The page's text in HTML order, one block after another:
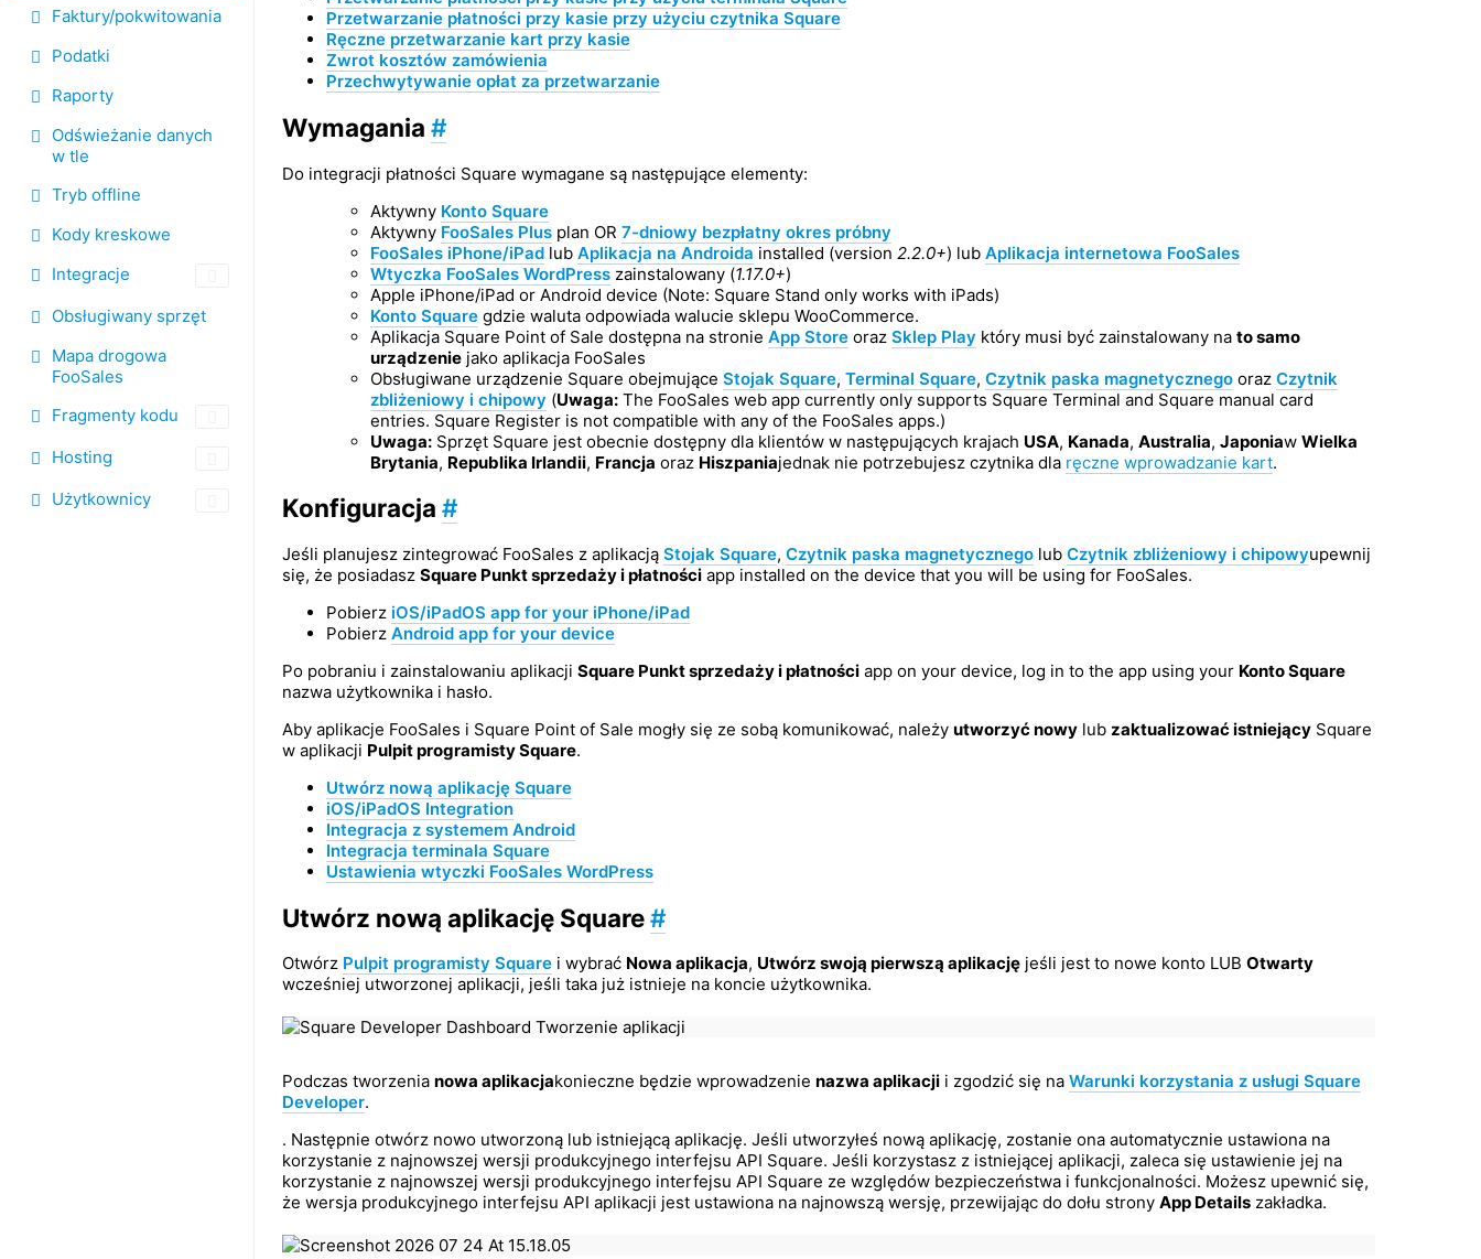
Faktury/pokwitowania
Podatki
Raporty
Odświeżanie danych
w tle
Tryb offline
Kody kreskowe
Integracje
Obsługiwany sprzęt
Mapa drogowa
FooSales
Fragmenty kodu
Hosting
Użytkownicy
Przetwarzanie płatności przy kasie przy użyciu czytnika Square
Ręczne przetwarzanie kart przy kasie
Zwrot kosztów zamówienia
Przechwytywanie opłat za przetwarzanie
Wymagania #
Do integracji płatności Square wymagane są następujące elementy:
Aktywny Konto Square
Aktywny FooSales Plus plan OR 7-dniowy bezpłatny okres próbny
FooSales iPhone/iPad lub Aplikacja na Androida installed (version 2.2.0+) lub Aplikacja internetowa FooSales
Wtyczka FooSales WordPress zainstalowany (1.17.0+)
Apple iPhone/iPad or Android device (Note: Square Stand only works with iPads)
Konto Square gdzie waluta odpowiada walucie sklepu WooCommerce.
Aplikacja Square Point of Sale dostępna na stronie App Store oraz Sklep Play który musi być zainstalowany na to samo
urządzenie jako aplikacja FooSales
Obsługiwane urządzenie Square obejmujące Stojak Square, Terminal Square, Czytnik paska magnetycznego oraz Czytnik
zbliżeniowy i chipowy (Uwaga: The FooSales web app currently only supports Square Terminal and Square manual card
entries. Square Register is not compatible with any of the FooSales apps.)
Uwaga: Sprzęt Square jest obecnie dostępny dla klientów w następujących krajach USA, Kanada, Australia, Japoniaw Wielka
Brytania, Republika Irlandii, Francja oraz Hiszpaniajednak nie potrzebujesz czytnika dla ręczne wprowadzanie kart.
Konfiguracja #
Jeśli planujesz zintegrować FooSales z aplikacją Stojak Square, Czytnik paska magnetycznego lub Czytnik zbliżeniowy i chipowyupewnij
się, że posiadasz Square Punkt sprzedaży i płatności app installed on the device that you will be using for FooSales.
Pobierz iOS/iPadOS app for your iPhone/iPad
Pobierz Android app for your device
Po pobraniu i zainstalowaniu aplikacji Square Punkt sprzedaży i płatności app on your device, log in to the app using your Konto Square
nazwa użytkownika i hasło.
Aby aplikacje FooSales i Square Point of Sale mogły się ze sobą komunikować, należy utworzyć nowy lub zaktualizować istniejący Square
w aplikacji Pulpit programisty Square.
Utwórz nową aplikację Square
iOS/iPadOS Integration
Integracja z systemem Android
Integracja terminala Square
Ustawienia wtyczki FooSales WordPress
Utwórz nową aplikację Square#
Otwórz Pulpit programisty Square i wybrać Nowa aplikacja, Utwórz swoją pierwszą aplikację jeśli jest to nowe konto LUB Otwarty
wcześniej utworzonej aplikacji, jeśli taka już istnieje na koncie użytkownika.
Podczas tworzenia nowa aplikacjakonieczne będzie wprowadzenie nazwa aplikacji i zgodzić się na Warunki korzystania z usługi Square
Developer.
. Następnie otwórz nowo utworzoną lub istniejącą aplikację. Jeśli utworzyłeś nową aplikację, zostanie ona automatycznie ustawiona na
korzystanie z najnowszej wersji produkcyjnego interfejsu API Square. Jeśli korzystasz z istniejącej aplikacji, zaleca się ustawienie jej na
korzystanie z najnowszej wersji produkcyjnego interfejsu API Square ze względów bezpieczeństwa i funkcjonalności. Możesz upewnić się,
że wersja produkcyjnego interfejsu API aplikacji jest ustawiona na najnowszą wersję, przewijając do dołu strony App Details zakładka.